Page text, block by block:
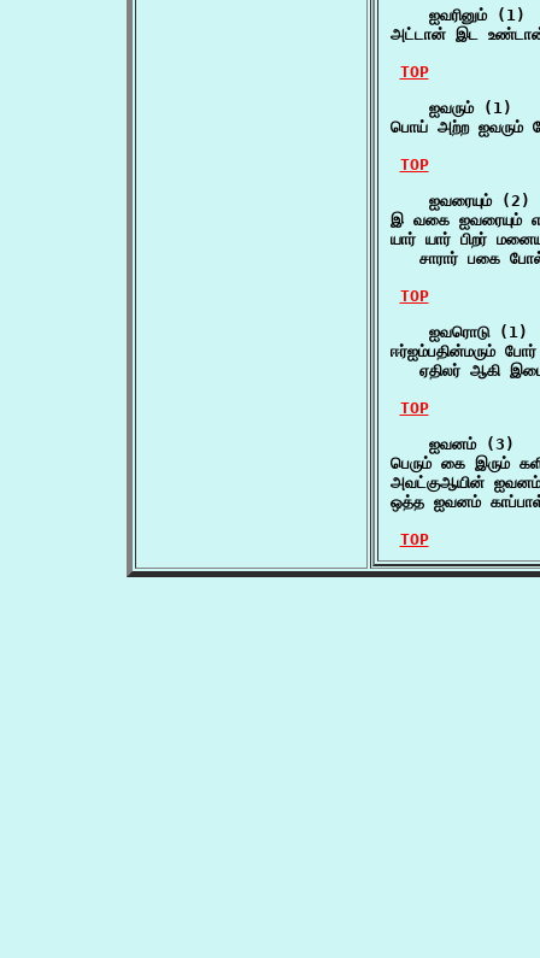
    ஐவரினும் (1)
அட்டான் இட உண்டான்
TOP
    ஐவரும் (1)
பொய் அற்ற ஐவரும்
TOP
    ஐவரையும் (2)
இ வகை ஐவரையும்
யார் யார் பிறர்
சாரார் பகை போல்
TOP
    ஐவரொடு (1)
ஈர்ஐம்பதின்மரும்
ஏதிலர் ஆகி
TOP
    ஐவனம் (3)
பெரும் கை இரும்
அவட்குஆயின்
ஒத்த ஐவனம்
TOP